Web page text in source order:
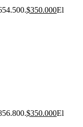
$350.000El
$350.000El